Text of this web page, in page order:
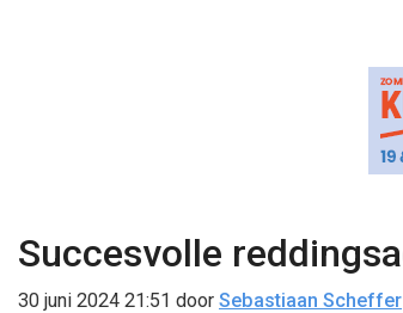
Succesvolle
30 juni 2024 21:51 door Sebastiaan Scheffer